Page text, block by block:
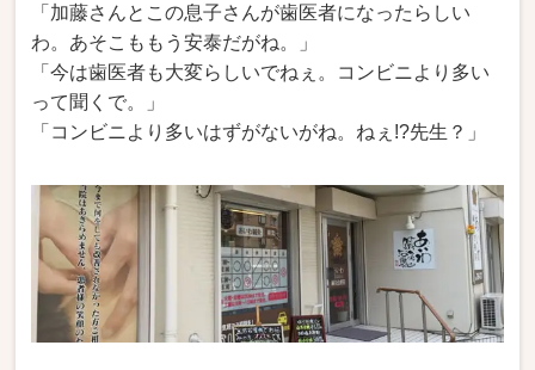
「加藤さんとこの息子さんが歯医者になったらしい
わ。あそこももう安泰だがね。」
「今は歯医者も大変らしいでねぇ。コンビニより多い
って聞くで。」
「コンビニより多いはずがないがね。ねぇ!?先生？」